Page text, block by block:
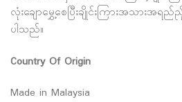
လုံးချောမွှေ့စေပြီးချိုင်းကြားအသားအရ
ပါသည်။
Country Of Origin
Made in Malaysia